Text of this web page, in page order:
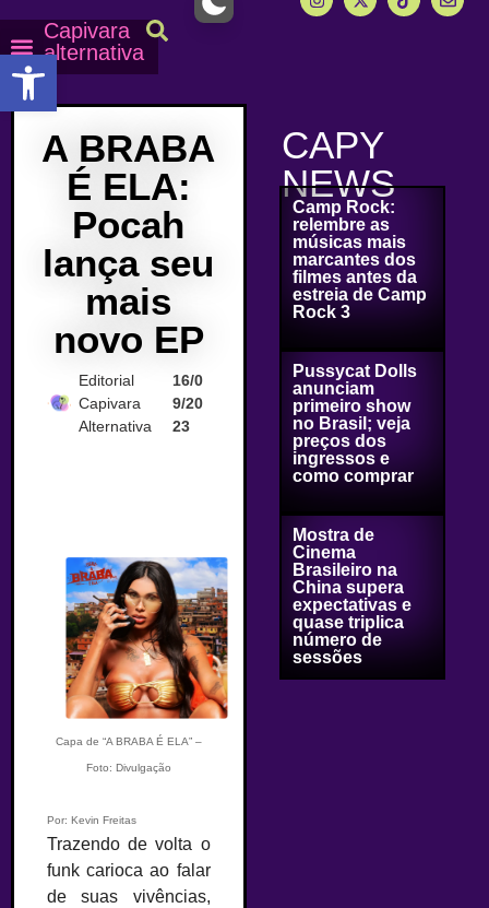
Capivara
alternativa
A BRABA
É ELA:
Pocah
lança seu
mais
novo EP
Editorial
Capivara
Alternativa
16/0
9/20
23
Capa de “A BRABA É ELA” –
Foto: Divulgação
Por: Kevin Freitas
Trazendo de volta o
funk carioca ao falar
de suas vivências,
CAPY
NEWS
Camp Rock:
relembre as
músicas mais
marcantes dos
filmes antes da
estreia de Camp
Rock 3
Pussycat Dolls
anunciam
primeiro show
no Brasil; veja
preços dos
ingressos e
como comprar
Mostra de
Cinema
Brasileiro na
China supera
expectativas e
quase triplica
número de
sessões
Abrir a barra de ferramentas